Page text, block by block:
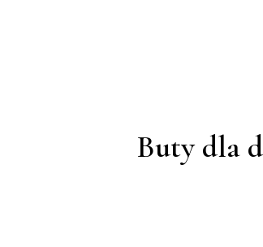
Buty dla